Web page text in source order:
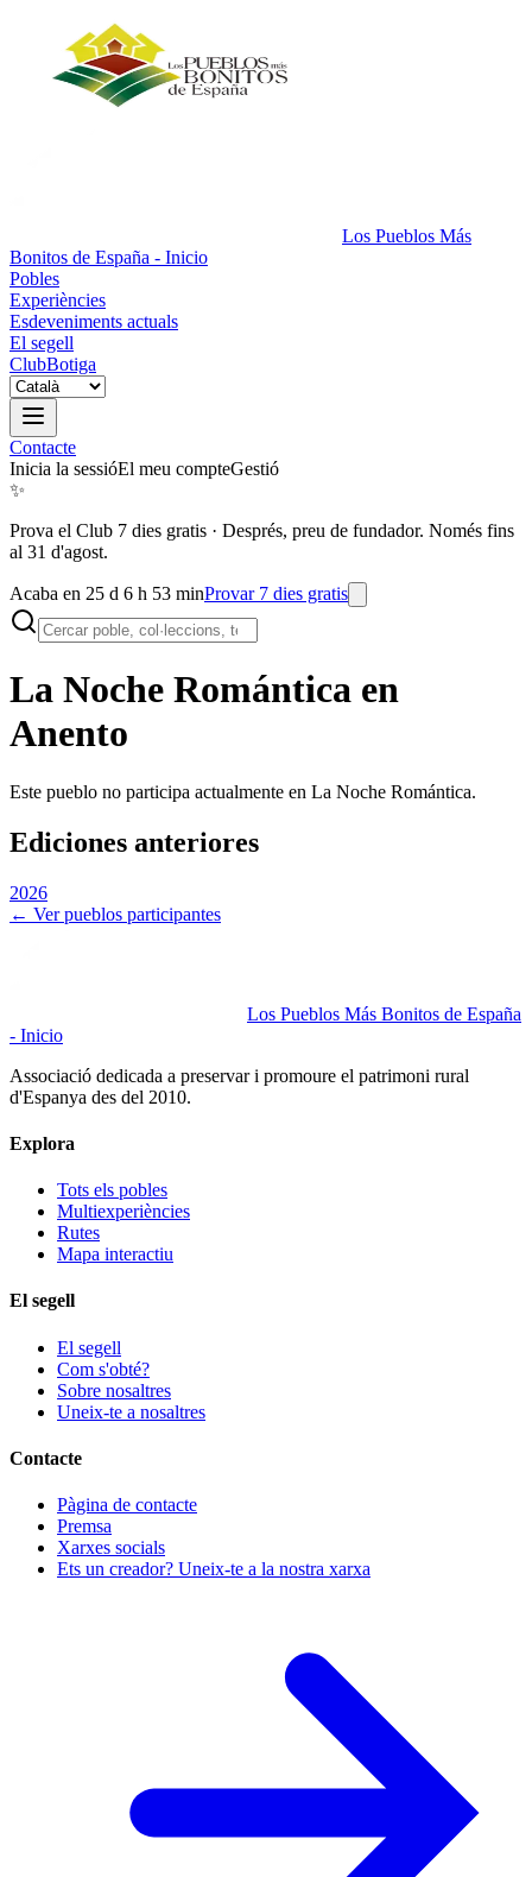
Los Pueblos Más
Bonitos de España - Inicio
Pobles
Experiències
Esdeveniments actuals
El segell
ClubBotiga
Contacte
Inicia la sessióEl meu compteGestió
✨
Prova el Club 7 dies gratis · Després, preu de fundador. Només fins
al 31 d'agost.
Acaba en 25 d 6 h 53 minProvar 7 dies gratis
La Noche Romántica en
Anento
Este pueblo no participa actualmente en La Noche Romántica.
Ediciones anteriores
2026
← Ver pueblos participantes
Los Pueblos Más Bonitos de España
- Inicio
Associació dedicada a preservar i promoure el patrimoni rural
d'Espanya des del 2010.
Explora
Tots els pobles
Multiexperiències
Rutes
Mapa interactiu
El segell
El segell
Com s'obté?
Sobre nosaltres
Uneix-te a nosaltres
Contacte
Pàgina de contacte
Premsa
Xarxes socials
Ets un creador? Uneix-te a la nostra xarxa